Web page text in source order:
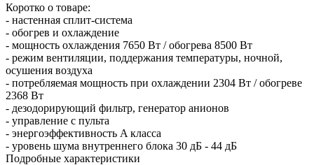
Коротко о товаре:
- настенная сплит-система
- обогрев и охлаждение
- мощность охлаждения 7650 Вт / обогрева 8500 Вт
- режим вентиляции, поддержания температуры, ночной,
осушения воздуха
- потребляемая мощность при охлаждении 2304 Вт / обогреве
2368 Вт
- дезодорирующий фильтр, генератор анионов
- управление с пульта
- энергоэффективность A класса
- уровень шума внутреннего блока 30 дБ - 44 дБ
Подробные характеристики